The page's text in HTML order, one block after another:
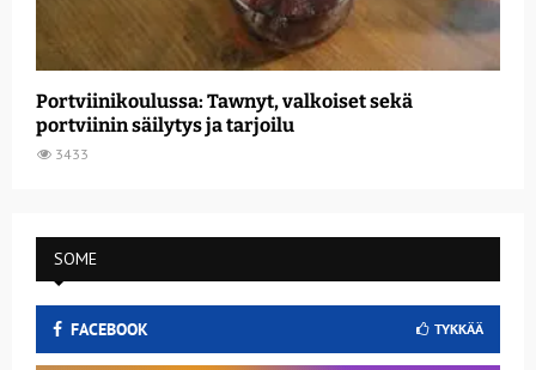
Portviinikoulussa: Tawnyt, valkoiset sekä
portviinin säilytys ja tarjoilu
3433
SOME
FACEBOOK TYKKÄÄ